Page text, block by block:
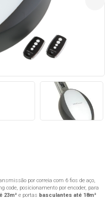
por correia com 6 fios de aço,
code, posicionamento por encoder, para
23m² e portas basculantes até 18m²